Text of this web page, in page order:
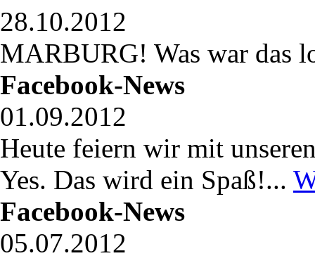
28.10.2012
MARBURG! Was war das
Facebook-News
01.09.2012
Heute feiern wir mit
Yes. Das wird ein Spaß!...
Facebook-News
05.07.2012